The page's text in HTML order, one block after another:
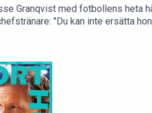
Granqvist med fotbollens heta
"Du kan inte ersätta
förslaget att sälja delar av